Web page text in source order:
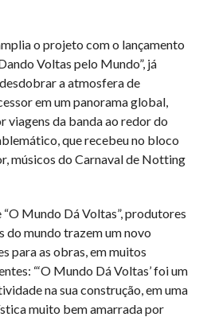
o projeto com o lançamento
Voltas pelo Mundo”, já
a atmosfera de
em um panorama global,
viagens da banda ao redor do
que recebeu no bloco
músicos do Carnaval de Notting
Mundo Dá Voltas”, produtores
do mundo trazem um novo
para as obras, em muitos
“‘O Mundo Dá Voltas’ foi um
na sua construção, em uma
muito bem amarrada por